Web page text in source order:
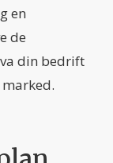
en
de
din bedrift